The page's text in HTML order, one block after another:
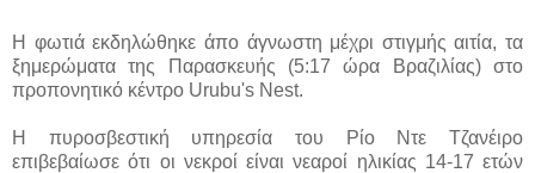
Η φωτιά εκδηλώθηκε άπο άγνωστη μέχρι στιγμής αιτία, τα
ξημερώματα της Παρασκευής (5:17 ώρα Βραζιλίας) στο
προπονητικό κέντρο Urubu's Nest.
Η πυροσβεστική υπηρεσία του Ρίο Ντε Τζανέιρο
επιβεβαίωσε ότι οι νεκροί είναι νεαροί ηλικίας 14-17 ετών